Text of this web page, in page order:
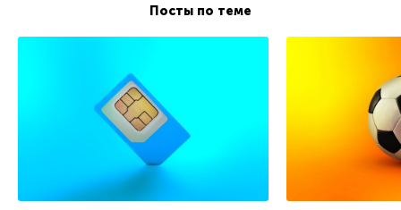
Посты по теме